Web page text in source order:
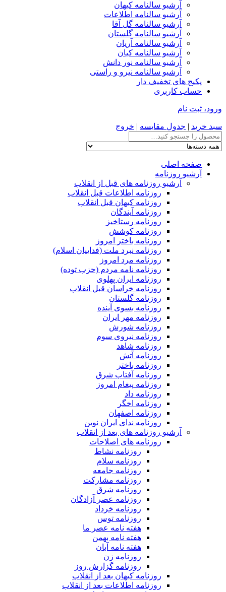
آرشیو سالنامه کیهان
آرشیو سالنامه اطلاعات
آرشیو سالنامه گل آقا
آرشیو سالنامه گلستان
آرشیو سالنامه آریان
آرشیو سالنامه کیان
آرشیو سالنامه نور دانش
آرشیو سالنامه نیرو و راستی
پکیج های تخفیف دار
حساب کاربری
ورود، ثبت نام
سبد خرید | جدول مقایسه | خروج
صفحه اصلی
آرشیو روزنامه
آرشیو روزنامه های قبل از انقلاب
روزنامه اطلاعات قبل انقلاب
روزنامه کیهان قبل انقلاب
روزنامه آیندگان
روزنامه رستاخیز
روزنامه کوشش
روزنامه باختر امروز
روزنامه نبرد ملت (فداییان اسلام)
روزنامه مرد امروز
روزنامه نامه مردم (حزب توده)
روزنامه ایران پهلوی
روزنامه خراسان قبل انقلاب
روزنامه گلستان
روزنامه بسوی آینده
روزنامه مهر ایران
روزنامه شورش
روزنامه نیروی سوم
روزنامه شاهد
روزنامه آتش
روزنامه باختر
روزنامه آفتاب شرق
روزنامه پیغام امروز
روزنامه داد
روزنامه اخگر
روزنامه اصفهان
روزنامه ندای ایران نوین
آرشیو روزنامه های بعد از انقلاب
روزنامه های اصلاحات
روزنامه نشاط
روزنامه سلام
روزنامه جامعه
روزنامه مشارکت
روزنامه شرق
روزنامه عصر آزادگان
روزنامه خرداد
روزنامه توس
هفته نامه عصر ما
هفته نامه بهمن
هفته نامه آبان
روزنامه زن
روزنامه گزارش روز
روزنامه کیهان بعد از انقلاب
روزنامه اطلاعات بعد از انقلاب